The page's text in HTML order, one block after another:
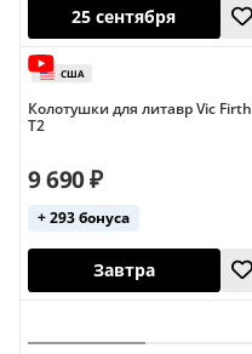
25 сентября
Колотушки для литавр Vic Firth
T2
9 690 ₽
+ 293 бонуса